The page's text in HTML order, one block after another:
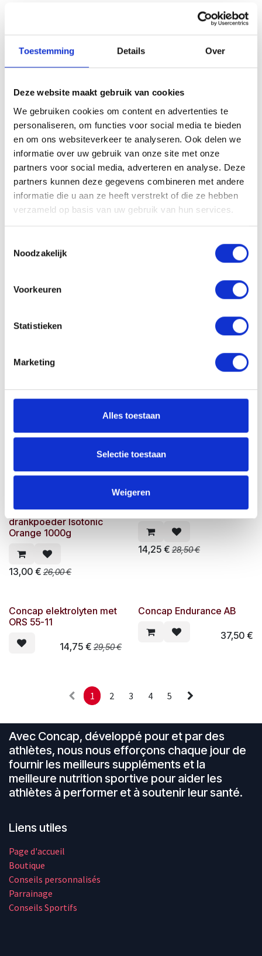
Toestemming Details Over
Deze website maakt gebruik van cookies
We gebruiken cookies om content en advertenties te
personaliseren, om functies voor social media te bieden
en om ons websiteverkeer te analyseren. Ook delen we
informatie over uw gebruik van onze site met onze
partners voor social media, adverteren en analyse. Deze
partners kunnen deze gegevens combineren met andere
informatie die u aan ze heeft verstrekt of die ze hebben
verzameld op basis van uw gebruik van hun services.
Noodzakelijk
Voorkeuren
Statistieken
Marketing
Alles toestaan
Selectie toestaan
Weigeren
35,90€
Concap Boost 4-O Concap collant bib
Concap combisuit
85,00€
Concap Créatine
23,00
Concap cycling bib
27,00€
Concap cycling Jersey
long sleeves
Concap cycling Jersey
Concap cycling Jersey
49,00€
Concap cycling pants bib
60,00€
Concap cycling pants bib
Concap Doy Pack
drankpoeder Isotonic
Lemon 1000g
13,00€26,00€
Concap Doy pack
drankpoeder Isotonic
Orange 1000g
13,00 € 26,00€
Concap Drive 55-11
14,25€ 28,50€
Concap elektrolyten met
ORS 55-11
14,75€ 29,50€
Concap Endurance AB
37,50€
1 2 3 4 5
Avec Concap, développé pour et par des
athlètes, nous nous efforçons chaque jour de
fournir les meilleurs suppléments et la
meilleure nutrition sportive pour aider les
athlètes à performer et à soutenir leur santé.​
Liens utiles
Page d'accueil
Boutique
Conseils personnalisés
Parrainage
Conseils Sportifs